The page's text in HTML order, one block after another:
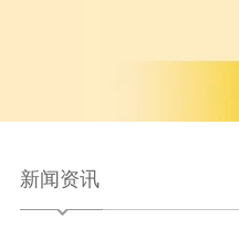
新闻资讯